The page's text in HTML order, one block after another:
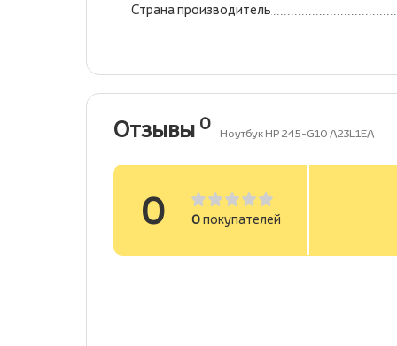
Страна производитель
Отзывы 0 Ноутбук HP 245-G10 A23L1EA
0 0покупателей